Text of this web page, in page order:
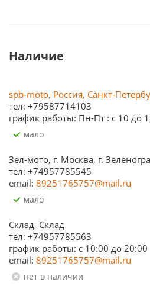
Наличие
spb-moto, Россия, Санкт-
тел: +79587714103
график работы: Пн-Пт : с 10 до
Мало
Зел-мото, г. Москва, г.
тел: +74957785545
email: 89251765757@mail.ru
Мало
Склад, Склад
тел: +74957785563
график работы: c 10:00 до 20:00
email: 89251765757@mail.ru
Нет в наличии